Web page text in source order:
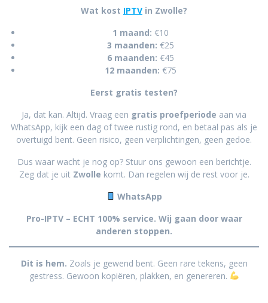
Wat kost IPTV in Zwolle?
1 maand: €10
3 maanden: €25
6 maanden: €45
12 maanden: €75
Eerst gratis testen?
Ja, dat kan. Altijd. Vraag een gratis proefperiode aan via
WhatsApp, kijk een dag of twee rustig rond, en betaal pas als je
overtuigd bent. Geen risico, geen verplichtingen, geen gedoe.
Dus waar wacht je nog op? Stuur ons gewoon een berichtje.
Zeg dat je uit Zwolle komt. Dan regelen wij de rest voor je.
WhatsApp
Pro-IPTV – ECHT 100% service. Wij gaan door waar
anderen stoppen.
Dit is hem. Zoals je gewend bent. Geen rare tekens, geen
gestress. Gewoon kopiëren, plakken, en genereren.